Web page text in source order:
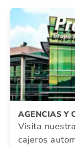
AGENCIAS Y
Visita
cajeros